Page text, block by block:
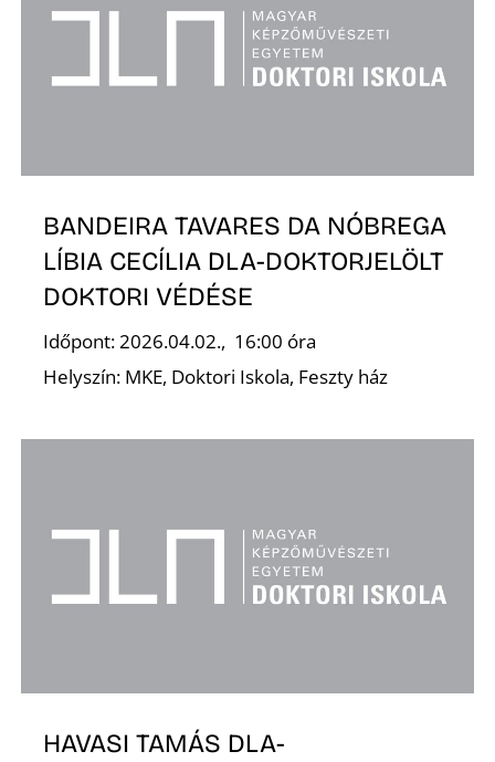
BANDEIRA TAVARES DA NÓBREGA
LÍBIA CECÍLIA DLA-DOKTORJELÖLT
DOKTORI VÉDÉSE
Időpont: 2026.04.02., 16:00 óra
Helyszín: MKE, Doktori Iskola, Feszty ház
HAVASI TAMÁS DLA-